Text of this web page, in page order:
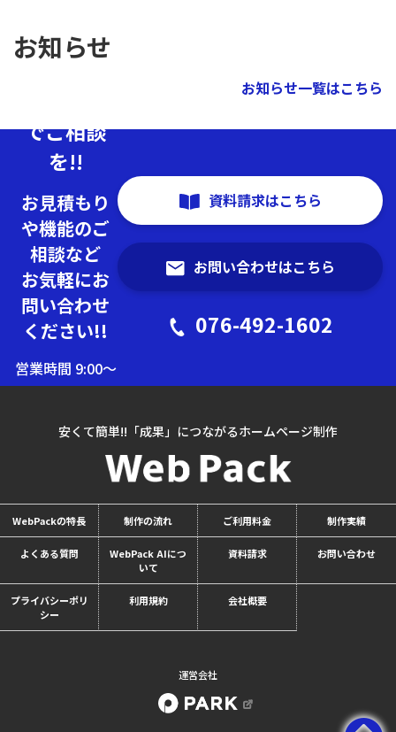
お知らせ
お知らせ一覧はこちら
でご相談
を!!
お見積もり
や機能のご
相談など
お気軽にお
問い合わせ
ください!!
営業時間 9:00～
18:00（土日祝
資料請求はこちら
お問い合わせはこちら
076-492-1602
安くて簡単!!「成果」につながるホームページ制作
WebPackの特長 制作の流れ ご利用料金 制作実績
よくある質問
WebPack AIにつ
いて
資料請求 お問い合わせ
プライバシーポリ
シー
利用規約 会社概要
運営会社